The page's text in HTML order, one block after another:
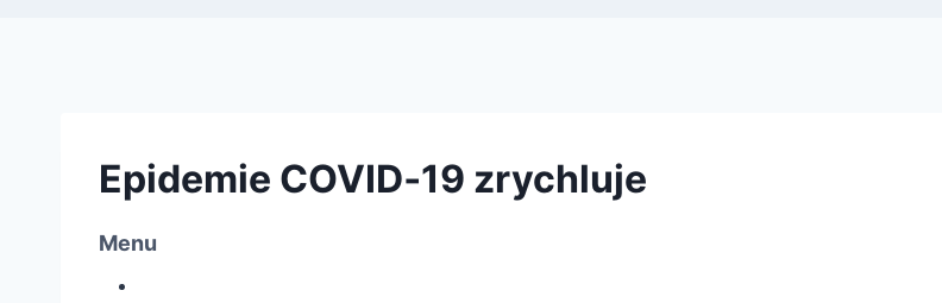
Epidemie COVID‑19 zrychluje
Menu